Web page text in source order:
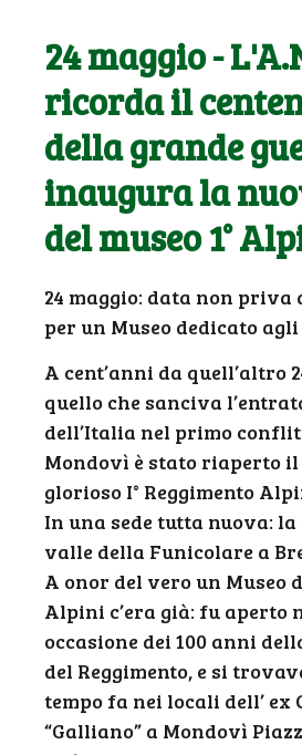
24 maggio -
ricorda il
della grande
inaugura la
del museo 1°
24 maggio: data non
per un Museo dedicato
A cent’anni da quell’altro
quello che sanciva
dell’Italia nel primo
Mondovì è stato riaperto il
glorioso I° Reggimento
In una sede tutta nuova:
valle della Funicolare a
A onor del vero un Museo
Alpini c’era già: fu aperto
occasione dei 100 anni
del Reggimento, e si
tempo fa nei locali dell’ ex
“Galliano” a Mondovì